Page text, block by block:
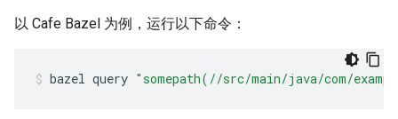
以 Cafe Bazel 为例，运行以下命令：
bazel query "somepath(//src/main/java/com/